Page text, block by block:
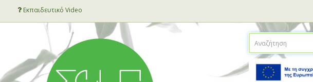
Εκπαιδευτικό Video